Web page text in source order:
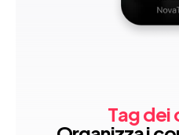
Tag